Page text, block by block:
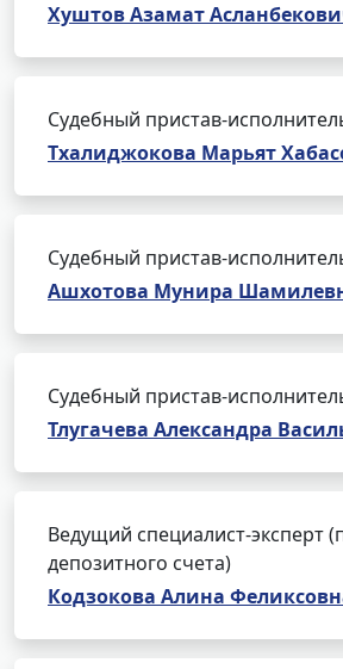
Хуштов Азамат
Судебный пристав-
Тхалиджокова Марьят
Судебный пристав-
Ашхотова Мунира
Судебный пристав-
Тлугачева Александра
Ведущий специалист-эксперт
депозитного счета)
Кодзокова Алина